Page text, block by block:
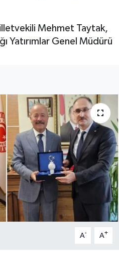
Mehmet Taytak,
Yatırımlar Genel Müdürü
A- A+